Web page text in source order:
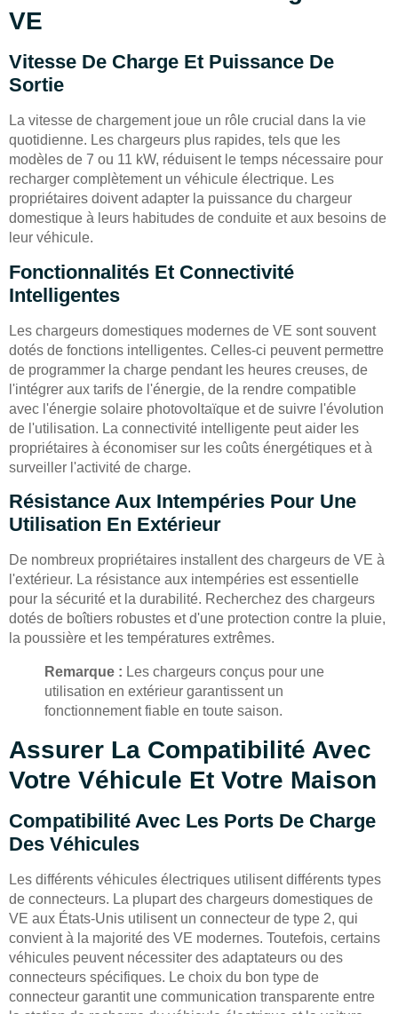
VE
Vitesse De Charge Et Puissance De
Sortie
La vitesse de chargement joue un rôle crucial dans la vie
quotidienne. Les chargeurs plus rapides, tels que les
modèles de 7 ou 11 kW, réduisent le temps nécessaire pour
recharger complètement un véhicule électrique. Les
propriétaires doivent adapter la puissance du chargeur
domestique à leurs habitudes de conduite et aux besoins de
leur véhicule.
Fonctionnalités Et Connectivité
Intelligentes
Les chargeurs domestiques modernes de VE sont souvent
dotés de fonctions intelligentes. Celles-ci peuvent permettre
de programmer la charge pendant les heures creuses, de
l'intégrer aux tarifs de l'énergie, de la rendre compatible
avec l'énergie solaire photovoltaïque et de suivre l'évolution
de l'utilisation. La connectivité intelligente peut aider les
propriétaires à économiser sur les coûts énergétiques et à
surveiller l'activité de charge.
Résistance Aux Intempéries Pour Une
Utilisation En Extérieur
De nombreux propriétaires installent des chargeurs de VE à
l'extérieur. La résistance aux intempéries est essentielle
pour la sécurité et la durabilité. Recherchez des chargeurs
dotés de boîtiers robustes et d'une protection contre la pluie,
la poussière et les températures extrêmes.
Remarque : Les chargeurs conçus pour une
utilisation en extérieur garantissent un
fonctionnement fiable en toute saison.
Assurer La Compatibilité Avec
Votre Véhicule Et Votre Maison
Compatibilité Avec Les Ports De Charge
Des Véhicules
Les différents véhicules électriques utilisent différents types
de connecteurs. La plupart des chargeurs domestiques de
VE aux États-Unis utilisent un connecteur de type 2, qui
convient à la majorité des VE modernes. Toutefois, certains
véhicules peuvent nécessiter des adaptateurs ou des
connecteurs spécifiques. Le choix du bon type de
connecteur garantit une communication transparente entre